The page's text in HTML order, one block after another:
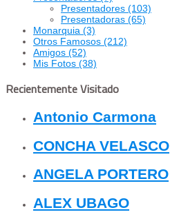
Presentadores (103)
Presentadoras (65)
Monarquia (3)
Otros Famosos (212)
Amigos (52)
Mis Fotos (38)
Recientemente Visitado
Antonio Carmona
CONCHA VELASCO
ANGELA PORTERO
ALEX UBAGO